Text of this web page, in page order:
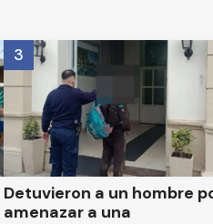
Detuvieron a un hombre
amenazar a una
3